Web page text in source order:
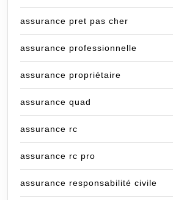
assurance pret pas cher
assurance professionnelle
assurance propriétaire
assurance quad
assurance rc
assurance rc pro
assurance responsabilité civile